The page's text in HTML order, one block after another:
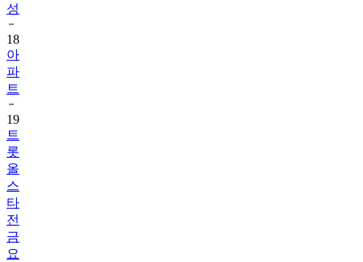
성
18
아
파
트
19
트
롯
올
스
타
전
금
요